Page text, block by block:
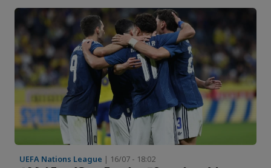
UEFA Nations League | 16/07 - 18:02